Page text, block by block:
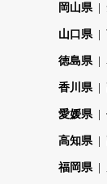
岡山県
山口県
徳島県
香川県
愛媛県
高知県
福岡県